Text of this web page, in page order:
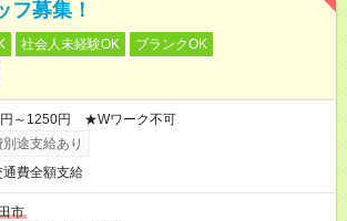
フ募集！
社会人未経験OK
ブランクOK
～1250円 ★Wワーク不可
途支給あり
通費全額支給
市